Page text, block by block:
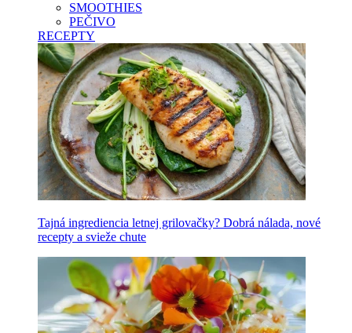
SMOOTHIES
PEČIVO
RECEPTY
Tajná ingrediencia letnej grilovačky? Dobrá nálada, nové
recepty a svieže chute